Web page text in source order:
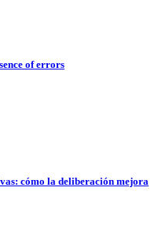
of errors
cómo la deliberación mejora